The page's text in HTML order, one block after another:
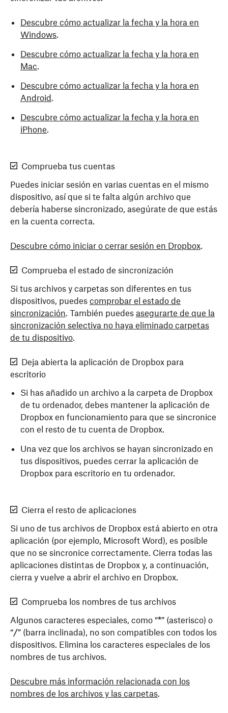
Descubre cómo actualizar la fecha y la hora en
Windows.
Descubre cómo actualizar la fecha y la hora en
Mac.
Descubre cómo actualizar la fecha y la hora en
Android .
Descubre cómo actualizar la fecha y la hora en
iPhone.
Comprueba tus cuentas
Puedes iniciar sesión en varias cuentas en el mismo
dispositivo, así que si te falta algún archivo que
debería haberse sincronizado, asegúrate de que estás
en la cuenta correcta.
Descubre cómo iniciar o cerrar sesión en Dropbox.
Comprueba el estado de sincronización
Si tus archivos y carpetas son diferentes en tus
dispositivos, puedes comprobar el estado de
sincronización. También puedes asegurarte de que la
sincronización selectiva no haya eliminado carpetas
de tu dispositivo.
Deja abierta la aplicación de Dropbox para
escritorio
Si has añadido un archivo a la carpeta de Dropbox
de tu ordenador, debes mantener la aplicación de
Dropbox en funcionamiento para que se sincronice
con el resto de tu cuenta de Dropbox.
Una vez que los archivos se hayan sincronizado en
tus dispositivos, puedes cerrar la aplicación de
Dropbox para escritorio en tu ordenador.
Cierra el resto de aplicaciones
Si uno de tus archivos de Dropbox está abierto en otra
aplicación (por ejemplo, Microsoft Word), es posible
que no se sincronice correctamente. Cierra todas las
aplicaciones distintas de Dropbox y, a continuación,
cierra y vuelve a abrir el archivo en Dropbox.
Comprueba los nombres de tus archivos
Algunos caracteres especiales, como “*” (asterisco) o
“/” (barra inclinada), no son compatibles con todos los
dispositivos. Elimina los caracteres especiales de los
nombres de tus archivos.
Descubre más información relacionada con los
nombres de los archivos y las carpetas.